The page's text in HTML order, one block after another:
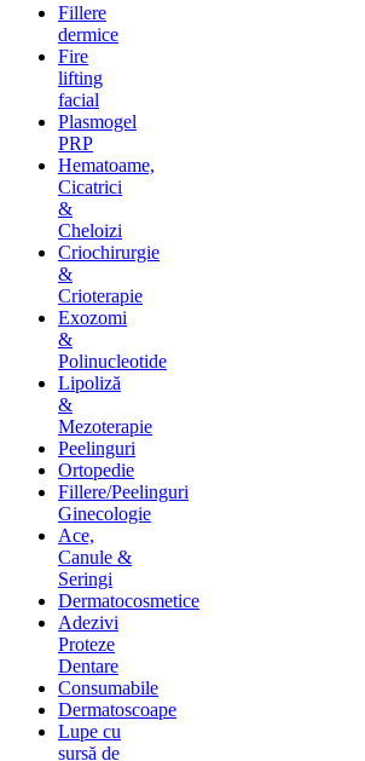
Fillere
dermice
Fire
lifting
facial
Plasmogel
PRP
Hematoame,
Cicatrici
&
Cheloizi
Criochirurgie
&
Crioterapie
Exozomi
&
Polinucleotide
Lipoliză
&
Mezoterapie
Peelinguri
Ortopedie
Fillere/Peelinguri
Ginecologie
Ace,
Canule &
Seringi
Dermatocosmetice
Adezivi
Proteze
Dentare
Consumabile
Dermatoscoape
Lupe cu
sursă de